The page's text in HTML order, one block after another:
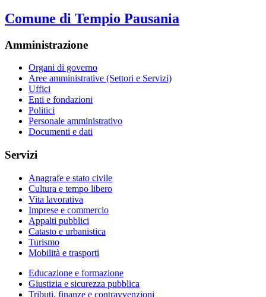
Comune di Tempio Pausania
Amministrazione
Organi di governo
Aree amministrative (Settori e Servizi)
Uffici
Enti e fondazioni
Politici
Personale amministrativo
Documenti e dati
Servizi
Anagrafe e stato civile
Cultura e tempo libero
Vita lavorativa
Imprese e commercio
Appalti pubblici
Catasto e urbanistica
Turismo
Mobilità e trasporti
Educazione e formazione
Giustizia e sicurezza pubblica
Tributi, finanze e contravvenzioni